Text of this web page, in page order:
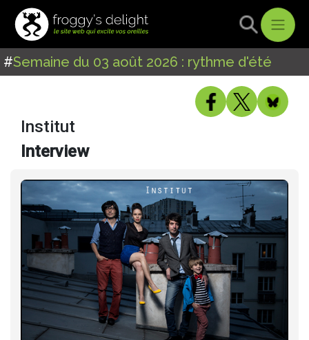
#Semaine du 03 août 2026 : rythme d'été
Institut
Interview